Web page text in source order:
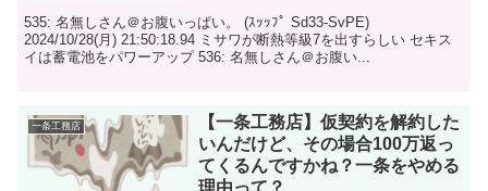
535: 名無しさん＠お腹いっぱい。 (ｽｯｯﾌﾟ Sd33-SvPE)
2024/10/28(月) 21:50:18.94 ミサワが断熱等級7を出すらしい セキス
イは蓄電池をパワーアップ 536: 名無しさん＠お腹い...
一条工務店
【一条工務店】仮契約を解約した
いんだけど、その場合100万返っ
てくるんですかね？一条をやめる